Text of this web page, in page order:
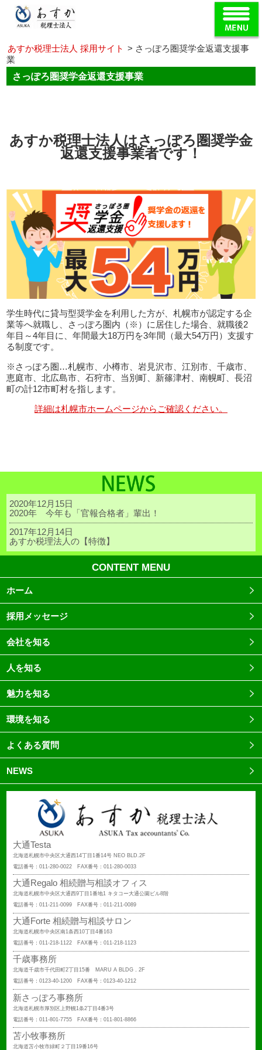
あすか税理士法人 採用サイト > さっぽろ圏奨学金返還支援事
業
さっぽろ圏奨学金返還支援事業
あすか税理士法人はさっぽろ圏奨学金
返還支援事業者です！
学生時代に貸与型奨学金を利用した方が、札幌市が認定する企
業等へ就職し、さっぽろ圏内（※）に居住した場合、就職後2
年目～4年目に、年間最大18万円を3年間（最大54万円）支援す
る制度です。
※さっぽろ圏…札幌市、小樽市、岩見沢市、江別市、千歳市、
恵庭市、北広島市、石狩市、当別町、新篠津村、南幌町、長沼
町の計12市町村を指します。
詳細は札幌市ホームページからご確認ください。
2020年12月15日
2020年 今年も「官報合格者」輩出！
2017年12月14日
あすか税理法人の【特徴】
CONTENT MENU
ホーム
採用メッセージ
会社を知る
人を知る
魅力を知る
環境を知る
よくある質問
NEWS
大通Testa
北海道札幌市中央区大通西14丁目1番14号 NEO BLD.2F
電話番号：011-280-0022 FAX番号：011-280-0033
大通Regalo 相続贈与相談オフィス
北海道札幌市中央区大通西9丁目1番地1 キタコー大通公園ビル8階
電話番号：011-211-0099 FAX番号：011-211-0089
大通Forte 相続贈与相談サロン
北海道札幌市中央区南1条西10丁目4番163
電話番号：011-218-1122 FAX番号：011-218-1123
千歳事務所
北海道千歳市千代田町2丁目15番 MARU A BLDG．2F
電話番号：0123-40-1200 FAX番号：0123-40-1212
新さっぽろ事務所
北海道札幌市厚別区上野幌1条2丁目4番3号
電話番号：011-801-7755 FAX番号：011-801-8866
苫小牧事務所
北海道苫小牧市緑町２丁目19番16号